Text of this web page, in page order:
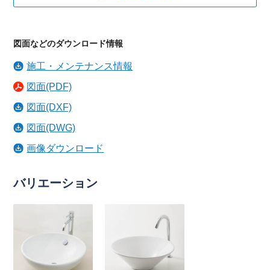
図面などのダウンロード情報
施工・メンテナンス情報
図面(PDF)
図面(DXF)
図面(DWG)
画像ダウンロード
バリエーション